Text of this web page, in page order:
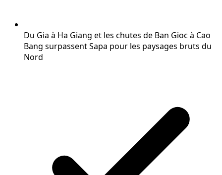
Du Gia à Ha Giang et les chutes de Ban Gioc à Cao
Bang surpassent Sapa pour les paysages bruts du
Nord